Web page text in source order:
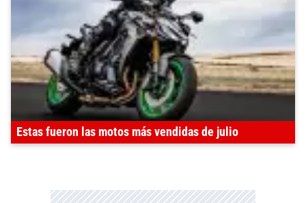
Estas fueron las motos más vendidas de julio